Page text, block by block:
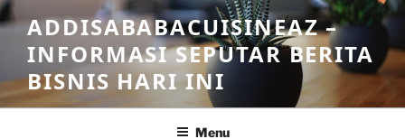
Skip
to
content
ADDISABABACUISINEAZ –
INFORMASI SEPUTAR BERITA
BISNIS HARI INI
Menu